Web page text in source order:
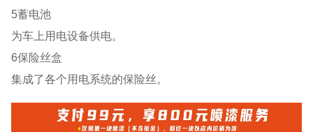
5蓄电池
为车上用电设备供电。
6保险丝盒
集成了各个用电系统的保险丝。